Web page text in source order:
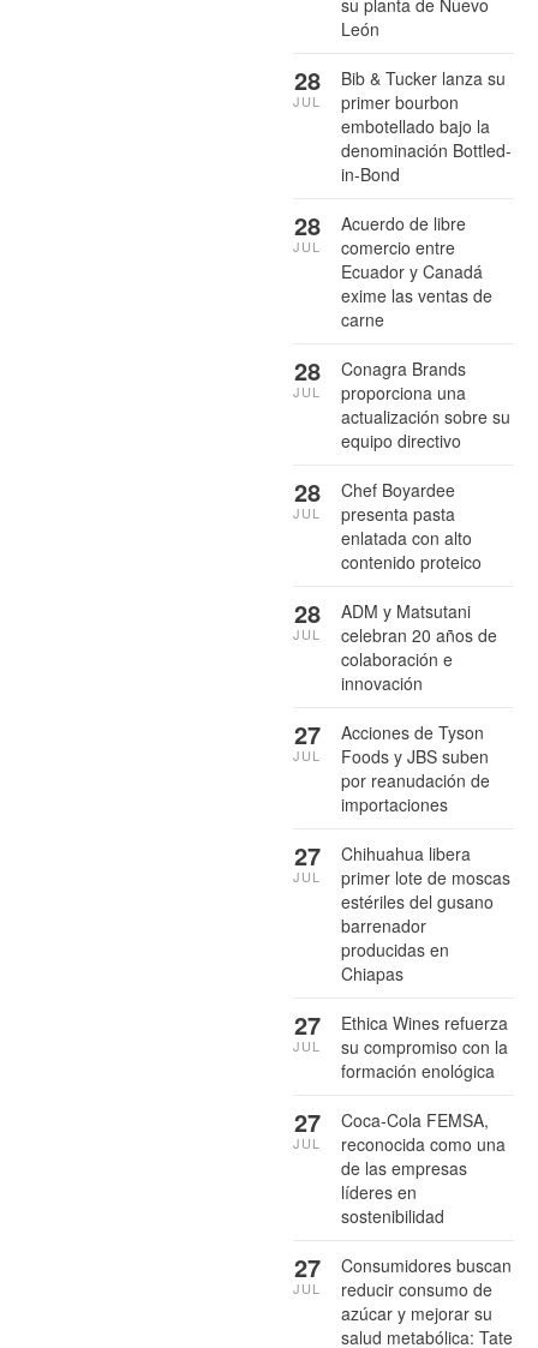
León
Bib & Tucker lanza su
primer bourbon
embotellado bajo la
denominación Bottled-
in-Bond
28
JUL
Acuerdo de libre
comercio entre
Ecuador y Canadá
exime las ventas de
carne
28
JUL
Conagra Brands
proporciona una
actualización sobre su
equipo directivo
28
JUL
Chef Boyardee
presenta pasta
enlatada con alto
contenido proteico
28
JUL
ADM y Matsutani
celebran 20 años de
colaboración e
innovación
28
JUL
Acciones de Tyson
Foods y JBS suben
por reanudación de
importaciones
27
JUL
Chihuahua libera
primer lote de moscas
estériles del gusano
barrenador
producidas en
Chiapas
27
JUL
Ethica Wines refuerza
su compromiso con la
formación enológica
27
JUL
Coca-Cola FEMSA,
reconocida como una
de las empresas
líderes en
sostenibilidad
27
JUL
Consumidores buscan
reducir consumo de
azúcar y mejorar su
salud metabólica: Tate
27
JUL